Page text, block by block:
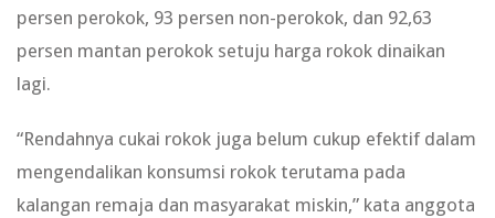
persen perokok, 93 persen non-perokok, dan 92,63
persen mantan perokok setuju harga rokok dinaikan
lagi.
“Rendahnya cukai rokok juga belum cukup efektif dalam
mengendalikan konsumsi rokok terutama pada
kalangan remaja dan masyarakat miskin,” kata anggota